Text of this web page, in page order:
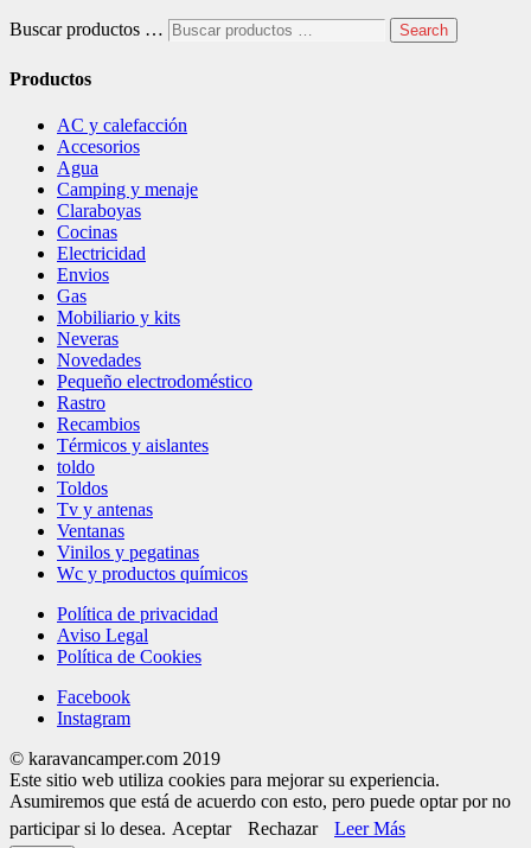
Buscar productos … Search
Productos
AC y calefacción
Accesorios
Agua
Camping y menaje
Claraboyas
Cocinas
Electricidad
Envios
Gas
Mobiliario y kits
Neveras
Novedades
Pequeño electrodoméstico
Rastro
Recambios
Térmicos y aislantes
toldo
Toldos
Tv y antenas
Ventanas
Vinilos y pegatinas
Wc y productos químicos
Política de privacidad
Aviso Legal
Política de Cookies
Facebook
Instagram
© karavancamper.com 2019
Este sitio web utiliza cookies para mejorar su experiencia.
Asumiremos que está de acuerdo con esto, pero puede optar por no
participar si lo desea. Aceptar Rechazar Leer Más